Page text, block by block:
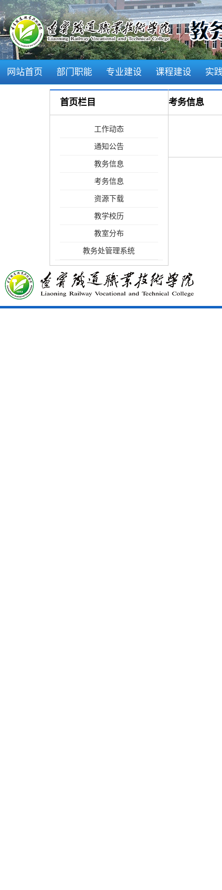
网站首页 部门职能 专业建设 课程建设 实
首页栏目
工作动态
通知公告
教务信息
考务信息
资源下载
教学校历
教室分布
教务处管理系统
考务信息